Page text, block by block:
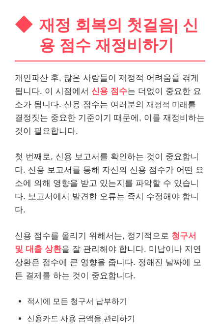
재정 회복의 첫걸음| 신
용 점수 재정비하기
개인파산 후, 많은 사람들이 재정적 어려움을 겪게
됩니다. 이 시점에서 신용 점수는 더없이 중요한 요
소가 됩니다. 신용 점수는 여러분의 재정적 미래를
결정짓는 중요한 기준이기 때문에, 이를 재정비하는
것이 필요합니다.
첫 번째로, 신용 보고서를 확인하는 것이 중요합니
다. 신용 보고서를 통해 자신의 신용 점수가 어떤 요
소에 의해 영향을 받고 있는지를 파악할 수 있습니
다. 보고서에서 발견한 오류는 즉시 수정해야 합니
다.
신용 점수를 올리기 위해서는, 정기적으로 청구서
및 대출 상환을 잘 관리해야 합니다. 미납이나 지연
상환은 점수에 큰 영향을 줍니다. 정해진 날짜에 모
든 결제를 하는 것이 중요합니다.
적시에 모든 청구서 납부하기
신용카드 사용 금액을 관리하기